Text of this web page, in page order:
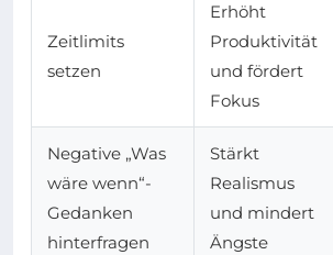
Zeitlimits
setzen
Erhöht
Produktivität
und fördert
Fokus
Negative „Was
wäre wenn“-
Gedanken
hinterfragen
Stärkt
Realismus
und mindert
Ängste